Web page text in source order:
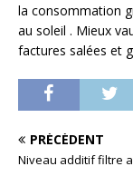
la consommation
au soleil . Mieux
factures salées et
PRÉCÉDENT
Niveau additif filtre